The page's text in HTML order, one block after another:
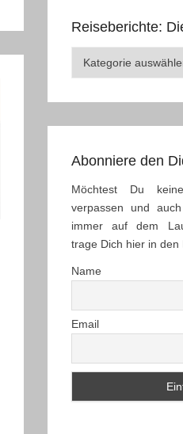
Reiseberichte:
Abonniere den
Möchtest Du
verpassen und
immer auf dem
trage Dich hier in den
Name
Email